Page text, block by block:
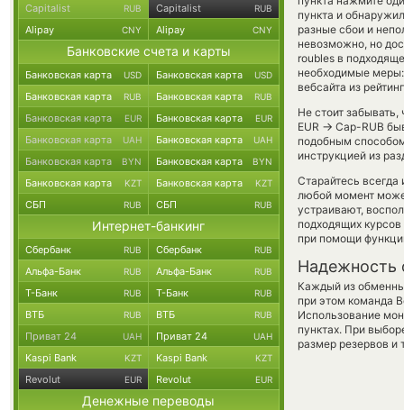
пункта и
разные сбои и
невозможно, но
roubles в
необходимые
вебсайта из
Не стоит
EUR → Cap-RUB
подобным
инструкцией из
Старайтесь всегда
любой момент
устраивают,
подходящих
при помощи
Надежность
Каждый из
при этом команда
Использование
пунктах. При
размер резервов и
Capitalist RUB Capitalist RUB
Alipay CNY Alipay CNY
Банковские счета и карты
Банковская карта USD Банковская карта USD
Банковская карта RUB Банковская карта RUB
Банковская карта EUR Банковская карта EUR
Банковская карта UAH Банковская карта UAH
Банковская карта BYN Банковская карта BYN
Банковская карта KZT Банковская карта KZT
СБП RUB СБП RUB
Интернет-банкинг
Сбербанк RUB Сбербанк RUB
Альфа-Банк RUB Альфа-Банк RUB
Т-Банк RUB Т-Банк RUB
ВТБ RUB ВТБ RUB
Приват 24 UAH Приват 24 UAH
Kaspi Bank KZT Kaspi Bank KZT
Revolut EUR Revolut EUR
Денежные переводы